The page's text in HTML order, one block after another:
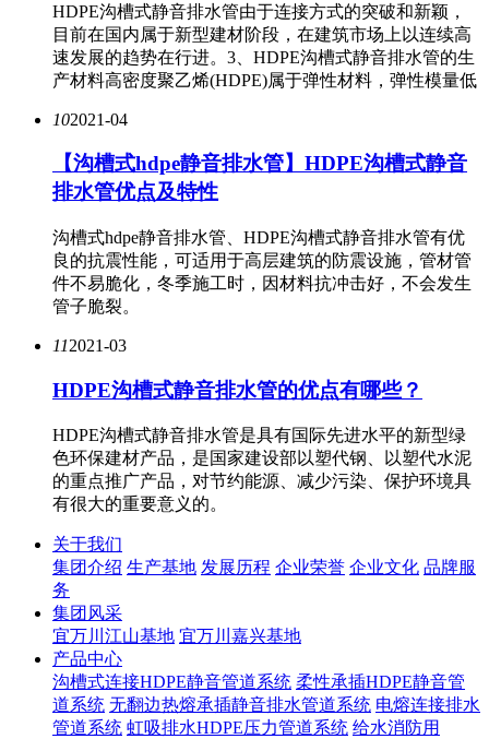
HDPE沟槽式静音排水管由于连接方式的突破和新颖，
目前在国内属于新型建材阶段，在建筑市场上以连续高
速发展的趋势在行进。3、HDPE沟槽式静音排水管的生
产材料高密度聚乙烯(HDPE)属于弹性材料，弹性模量低
102021-04
​【沟槽式hdpe静音排水管】HDPE沟槽式静音
排水管优点及特性
沟槽式hdpe静音排水管、HDPE沟槽式静音排水管有优
良的抗震性能，可适用于高层建筑的防震设施，管材管
件不易脆化，冬季施工时，因材料抗冲击好，不会发生
管子脆裂。
112021-03
HDPE沟槽式静音排水管的优点有哪些？
HDPE沟槽式静音排水管是具有国际先进水平的新型绿
色环保建材产品，是国家建设部以塑代钢、以塑代水泥
的重点推广产品，对节约能源、减少污染、保护环境具
有很大的重要意义的。
关于我们
集团介绍 生产基地 发展历程 企业荣誉 企业文化 品牌服
务
集团风采
宜万川江山基地 宜万川嘉兴基地
产品中心
沟槽式连接HDPE静音管道系统 柔性承插HDPE静音管
道系统 无翻边热熔承插静音排水管道系统 电熔连接排水
管道系统 虹吸排水HDPE压力管道系统 给水消防用